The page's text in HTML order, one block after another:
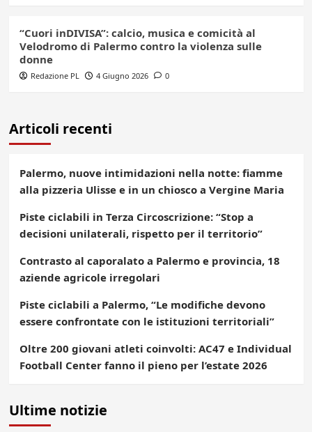
“Cuori inDIVISA”: calcio, musica e comicità al
Velodromo di Palermo contro la violenza sulle
donne
Redazione PL 4 Giugno 2026 0
Articoli recenti
Palermo, nuove intimidazioni nella notte: fiamme
alla pizzeria Ulisse e in un chiosco a Vergine Maria
Piste ciclabili in Terza Circoscrizione: “Stop a
decisioni unilaterali, rispetto per il territorio”
Contrasto al caporalato a Palermo e provincia, 18
aziende agricole irregolari
Piste ciclabili a Palermo, “Le modifiche devono
essere confrontate con le istituzioni territoriali”
Oltre 200 giovani atleti coinvolti: AC47 e Individual
Football Center fanno il pieno per l’estate 2026
Ultime notizie